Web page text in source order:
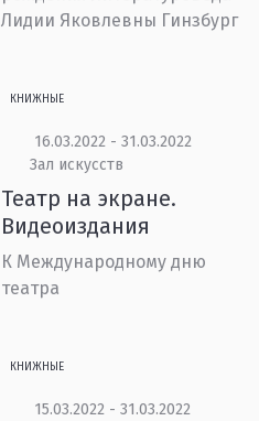
Лидии Яковлевны Гинзбург
КНИЖНЫЕ
16.03.2022 - 31.03.2022
Зал искусств
Театр на экране.
Видеоиздания
К Международному дню
театра
КНИЖНЫЕ
15.03.2022 - 31.03.2022